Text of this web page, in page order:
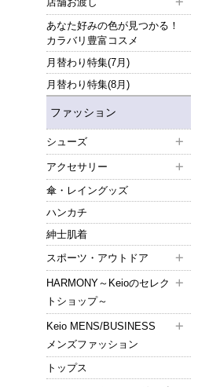
あなた好みの色が見つかる！
カラバリ豊富コスメ
月替わり特集(7月)
月替わり特集(8月)
ファッション
シューズ
アクセサリー
傘・レイングッズ
ハンカチ
紳士肌着
スポーツ・アウトドア
HARMONY～Keioのセレク
トショップ～
Keio MENS/BUSINESS
メンズファッション
トップス